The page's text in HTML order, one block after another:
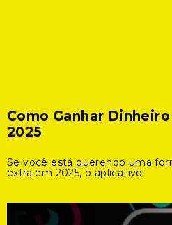
Como Ganhar
2025
Se você está querendo uma
extra em 2025, o aplicativo